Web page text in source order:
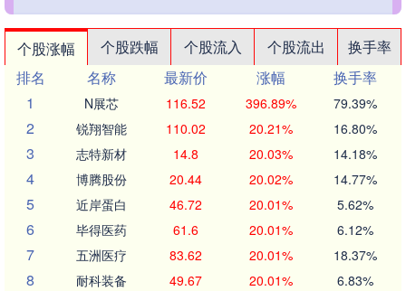
个股涨幅 个股跌幅 个股流入 个股流出
换手率
排名
名称 最新价 涨幅
换手率
1
N展芯 116.52 396.89% 79.39%
2 锐翔智能 110.02 20.21% 16.80%
3 志特新材 14.8 20.03% 14.18%
4 博腾股份 20.44 20.02% 14.77%
5 近岸蛋白 46.72 20.01% 5.62%
6 毕得医药 61.6 20.01% 6.12%
7 五洲医疗 83.62 20.01% 18.37%
8 耐科装备 49.67 20.01% 6.83%